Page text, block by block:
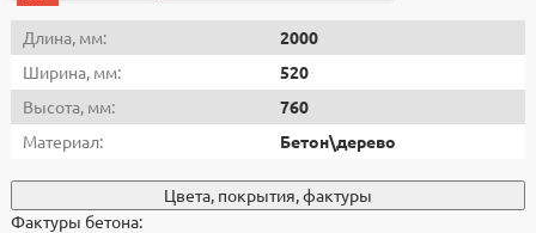
Длина, мм:
2000
Ширина, мм:
520
Высота, мм:
760
Материал:
Бетон\дерево
Цвета, покрытия, фактуры
Фактуры бетона: